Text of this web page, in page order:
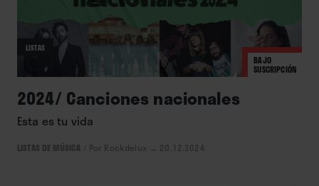
BAJO
SUSCRIPCIÓN
LISTAS
2024/ Canciones nacionales
Esta es tu vida
LISTAS DE MÚSICA Por Rockdelux → 20.12.2024